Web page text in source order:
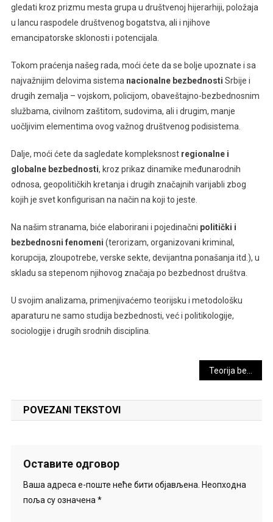
gledati kroz prizmu mesta grupa u društvenoj hijerarhiji, položaja
u lancu raspodele društvenog bogatstva, ali i njihove
emancipatorske sklonosti i potencijala.
Tokom praćenja našeg rada, moći ćete da se bolje upoznate i sa
najvažnijim delovima sistema nacionalne bezbednosti Srbije i
drugih zemalja – vojskom, policijom, obaveštajno-bezbednosnim
službama, civilnom zaštitom, sudovima, ali i drugim, manje
uočljivim elementima ovog važnog društvenog podisistema.
Dalje, moći ćete da sagledate kompleksnost regionalne i
globalne bezbednosti, kroz prikaz dinamike međunarodnih
odnosa, geopolitičkih kretanja i drugih značajnih varijabli zbog
kojih je svet konfigurisan na način na koji to jeste.
Na našim stranama, biće elaborirani i pojedinačni politički i
bezbednosni fenomeni (terorizam, organizovani kriminal,
korupcija, zloupotrebe, verske sekte, devijantna ponašanja itd.), u
skladu sa stepenom njihovog značaja po bezbednost društva.
U svojim analizama, primenjivaćemo teorijsku i metodološku
aparaturu ne samo studija bezbednosti, već i politikologije,
sociologije i drugih srodnih disciplina.
чланка
POVEZANI TEKSTOVI
Оставите одговор
Ваша адреса е-поште неће бити објављена. Неопходна
поља су означена *